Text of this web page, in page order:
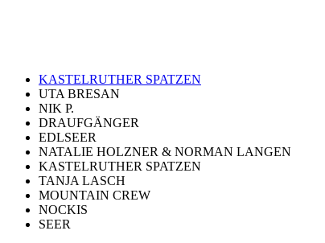
KASTELRUTHER SPATZEN
UTA BRESAN
NIK P.
DRAUFGÄNGER
EDLSEER
NATALIE HOLZNER & NORMAN LANGEN
KASTELRUTHER SPATZEN
TANJA LASCH
MOUNTAIN CREW
NOCKIS
SEER